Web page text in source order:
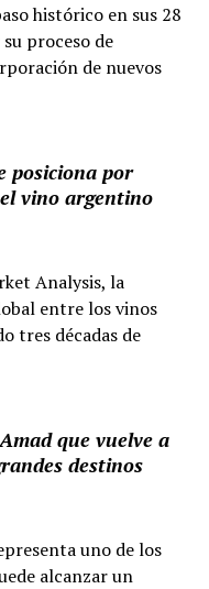
histórico en sus 28
proceso de
de nuevos
posiciona por
vino argentino
Analysis, la
entre los vinos
tres décadas de
que vuelve a
destinos
uno de los
alcanzar un